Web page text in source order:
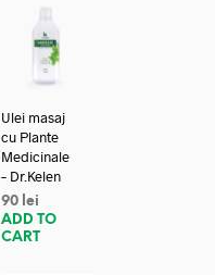
Ulei masaj
cu Plante
Medicinale
– Dr.Kelen
90 lei
ADD TO
CART